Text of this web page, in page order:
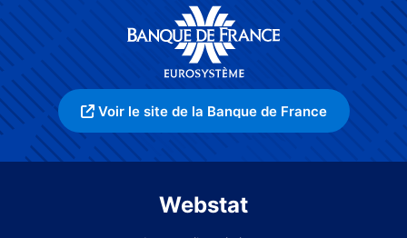
Voir le site de la Banque de France
Webstat